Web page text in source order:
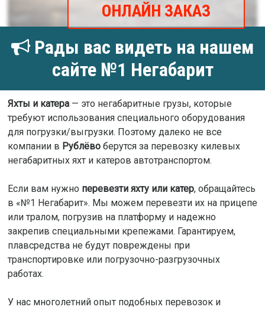
ОНЛАЙН ЗАКАЗ
Рады вас видеть на нашем
сайте №1 Негабарит
Яхты и катера— это негабаритные грузы, которые
требуют использования специального оборудования
для погрузки/выгрузки. Поэтому далеко не все
компании в Рублёвоберутся за перевозку килевых
негабаритных яхт и катеров автотранспортом.
Если вам нужно перевезти яхту или катер, обращайтесь
в «№1 Негабарит». Мы можем перевезти их на прицепе
или тралом, погрузив на платформу и надежно
закрепив специальными крепежами. Гарантируем,
плавсредства не будут повреждены при
транспортировке или погрузочно-разгрузочных
работах.
У нас многолетний опыт подобных перевозок и